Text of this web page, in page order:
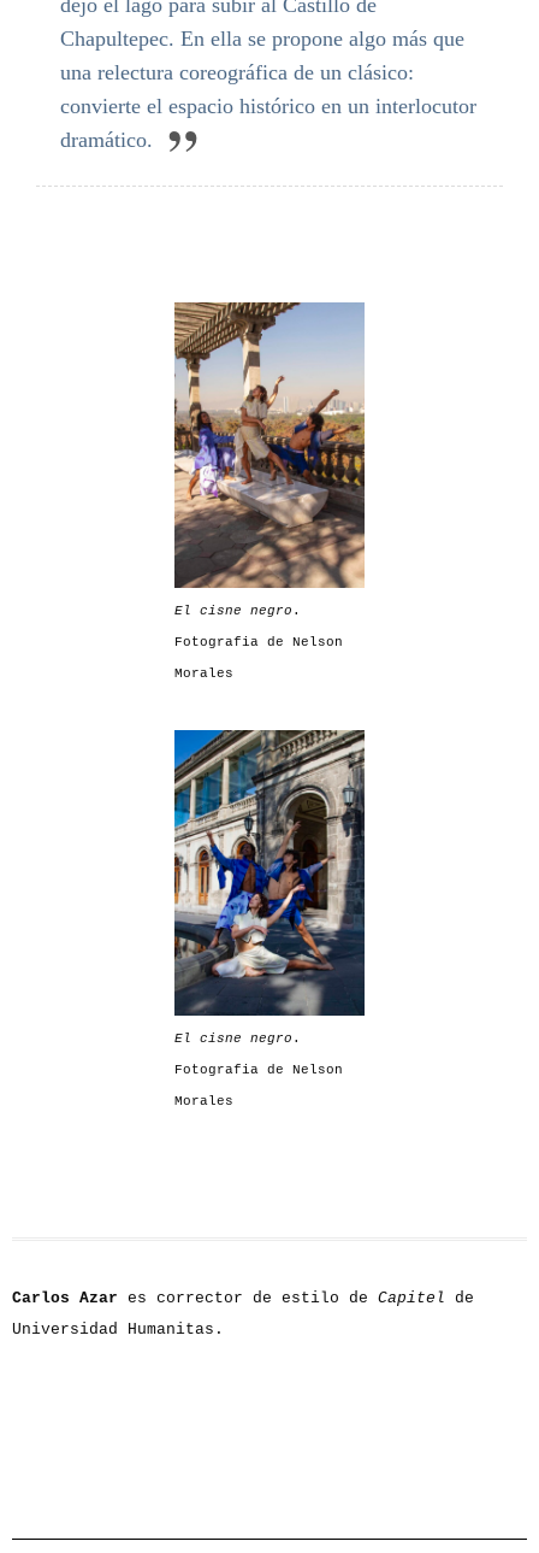
dejó el lago para subir al Castillo de
Chapultepec. En ella se propone algo más que
una relectura coreográfica de un clásico:
convierte el espacio histórico en un interlocutor
dramático.
El cisne negro .
Fotografia de Nelson
Morales
El cisne negro .
Fotografia de Nelson
Morales
Carlos Azar es corrector de estilo de Capitel de
Universidad Humanitas.